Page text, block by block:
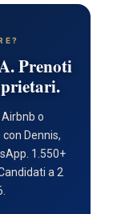
Prenoti
o
Dennis,
1.550+
a 2